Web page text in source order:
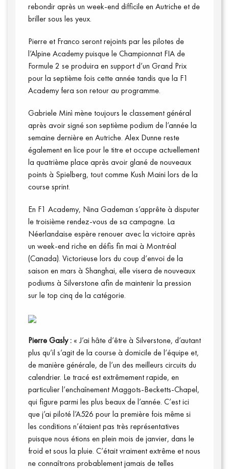
Annuaire presse
rebondir après un week-end difficile en Autriche et de
briller sous les yeux.
Pierre et Franco seront rejoints par les pilotes de
l’Alpine Academy puisque le Championnat FIA de
Formule 2 se produira en support d’un Grand Prix
pour la septième fois cette année tandis que la F1
Academy fera son retour au programme.
Gabriele Minì mène toujours le classement général
après avoir signé son septième podium de l’année la
semaine dernière en Autriche. Alex Dunne reste
également en lice pour le titre et occupe actuellement
la quatrième place après avoir glané de nouveaux
points à Spielberg, tout comme Kush Maini lors de la
course sprint.
En F1 Academy, Nina Gademan s’apprête à disputer
le troisième rendez-vous de sa campagne. La
Néerlandaise espère renouer avec la victoire après
un week-end riche en défis fin mai à Montréal
(Canada). Victorieuse lors du coup d’envoi de la
saison en mars à Shanghai, elle visera de nouveaux
podiums à Silverstone afin de maintenir la pression
sur le top cinq de la catégorie.
Pierre Gasly :« J’ai hâte d’être à Silverstone, d’autant
plus qu’il s’agit de la course à domicile de l’équipe et,
de manière générale, de l’un des meilleurs circuits du
calendrier. Le tracé est extrêmement rapide, en
particulier l’enchaînement Maggots-Becketts-Chapel,
qui figure parmi les plus beaux de l’année. C’est ici
que j’ai piloté l’A526 pour la première fois même si
les conditions n’étaient pas très représentatives
puisque nous étions en plein mois de janvier, dans le
froid et sous la pluie. C’était vraiment extrême et nous
ne connaîtrons probablement jamais de telles